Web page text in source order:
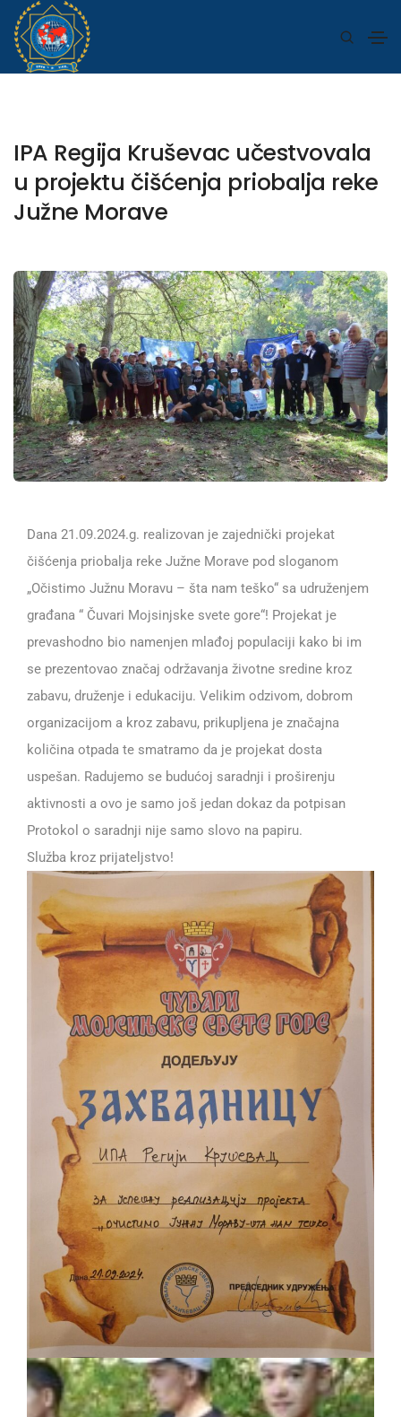
IPA Regija Kruševac učestvovala
u projektu čišćenja priobalja reke
Južne Morave
Dana 21.09.2024.g. realizovan je zajednički projekat
čišćenja priobalja reke Južne Morave pod sloganom
„Očistimo Južnu Moravu – šta nam teško“ sa udruženjem
građana “ Čuvari Mojsinjske svete gore“! Projekat je
prevashodno bio namenjen mlađoj populaciji kako bi im
se prezentovao značaj održavanja životne sredine kroz
zabavu, druženje i edukaciju. Velikim odzivom, dobrom
organizacijom a kroz zabavu, prikupljena je značajna
količina otpada te smatramo da je projekat dosta
uspešan. Radujemo se budućoj saradnji i proširenju
aktivnosti a ovo je samo još jedan dokaz da potpisan
Protokol o saradnji nije samo slovo na papiru.
Služba kroz prijateljstvo!